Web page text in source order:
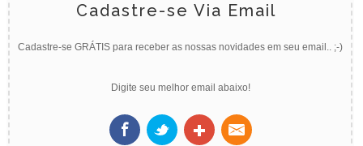
Cadastre-se Via Email
Cadastre-se GRÁTIS para receber as nossas novidades em seu email.. ;-)
Digite seu melhor email abaixo!